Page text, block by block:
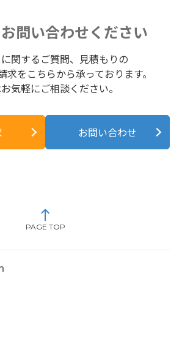
問い合わせください
関するご質問、見積もりの
求をこちらから承っております。
気軽にご相談ください。
お問い合わせ
PAGE TOP